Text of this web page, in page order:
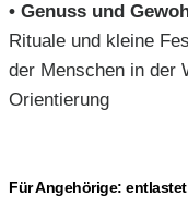
• Genuss und
Rituale und kleine
der Menschen in der
Orientierung
Für Angehörige: